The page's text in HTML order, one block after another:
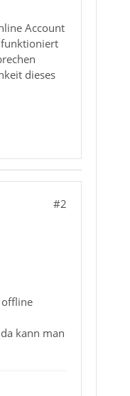
Account
funktioniert
dieses
#2
offline
kann man